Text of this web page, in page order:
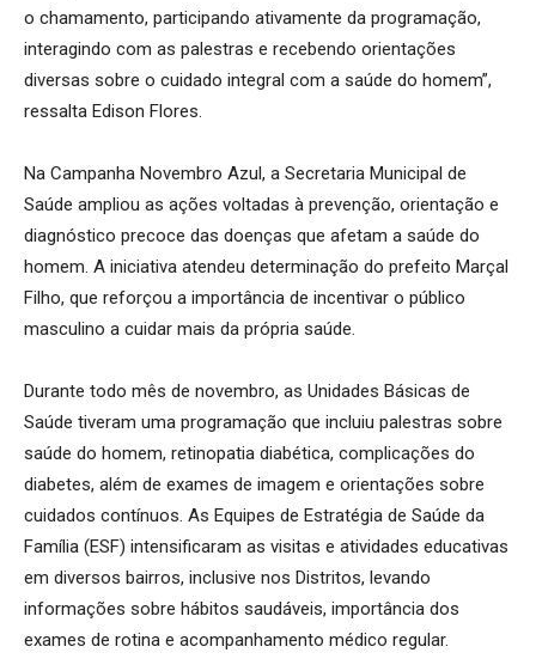
o chamamento, participando ativamente da programação,
interagindo com as palestras e recebendo orientações
diversas sobre o cuidado integral com a saúde do homem”,
ressalta Edison Flores.
Na Campanha Novembro Azul, a Secretaria Municipal de
Saúde ampliou as ações voltadas à prevenção, orientação e
diagnóstico precoce das doenças que afetam a saúde do
homem. A iniciativa atendeu determinação do prefeito Marçal
Filho, que reforçou a importância de incentivar o público
masculino a cuidar mais da própria saúde.
Durante todo mês de novembro, as Unidades Básicas de
Saúde tiveram uma programação que incluiu palestras sobre
saúde do homem, retinopatia diabética, complicações do
diabetes, além de exames de imagem e orientações sobre
cuidados contínuos. As Equipes de Estratégia de Saúde da
Família (ESF) intensificaram as visitas e atividades educativas
em diversos bairros, inclusive nos Distritos, levando
informações sobre hábitos saudáveis, importância dos
exames de rotina e acompanhamento médico regular.